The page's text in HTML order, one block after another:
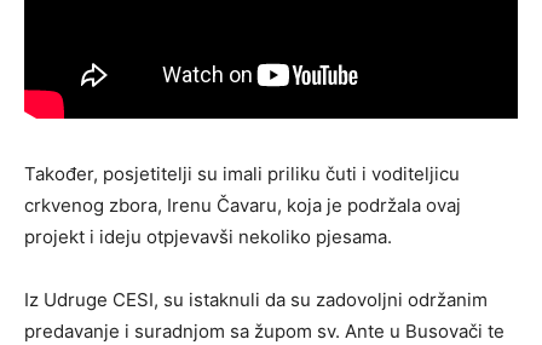
Također, posjetitelji su imali priliku čuti i voditeljicu
crkvenog zbora, Irenu Čavaru, koja je podržala ovaj
projekt i ideju otpjevavši nekoliko pjesama.
Iz Udruge CESI, su istaknuli da su zadovoljni održanim
predavanje i suradnjom sa župom sv. Ante u Busovači te